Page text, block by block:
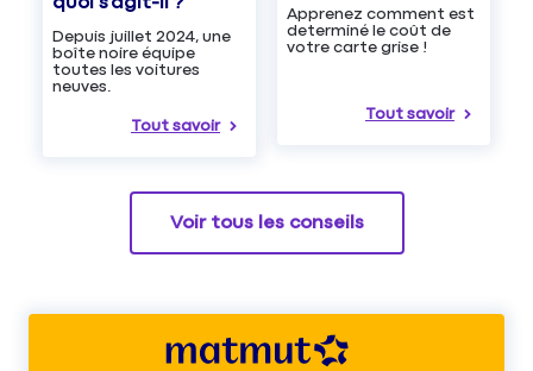
Depuis juillet 2024, une
boîte noire équipe
toutes les voitures
neuves.
Tout savoir
Apprenez comment est
determiné le coût de
votre carte grise !
Tout savoir
Voir tous les conseils